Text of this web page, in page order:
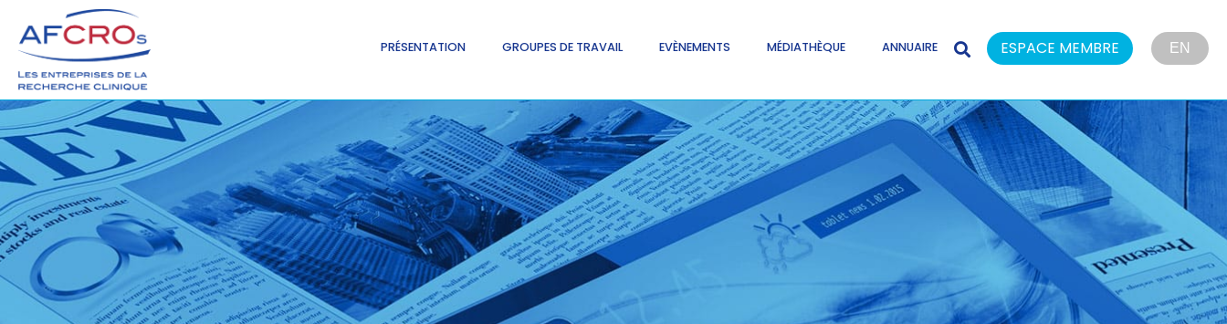
PRÉSENTATION GROUPES DE TRAVAIL EVÈNEMENTS MÉDIATHÈQUE ANNUAIRE ESPACE MEMBRE EN